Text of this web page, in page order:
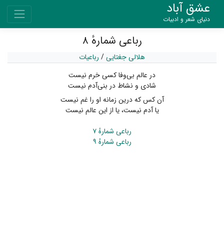
عشق آباد
دنیای شعر و ادبیات
رباعی شمارهٔ ۸
هلالی جغتایی/ رباعیات
در عالم بی‌وفا کسی خرم نیست
شادی و نشاط در بنی‌آدم نیست
آن کس که درین زمانه او را غم نیست
یا آدم نیست، یا از این عالم نیست
رباعی شمارهٔ ۷
رباعی شمارهٔ ۹